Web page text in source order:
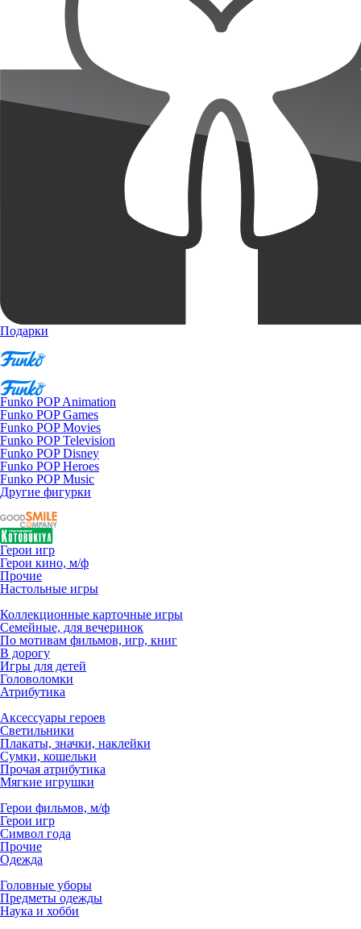
Подарки
Funko POP Animation
Funko POP Games
Funko POP Movies
Funko POP Television
Funko POP Disney
Funko POP Heroes
Funko POP Music
Другие фигурки
Герои игр
Герои кино, м/ф
Прочие
Настольные игры
Коллекционные карточные игры
Семейные, для вечеринок
По мотивам фильмов, игр, книг
В дорогу
Игры для детей
Головоломки
Атрибутика
Аксессуары героев
Светильники
Плакаты, значки, наклейки
Сумки, кошельки
Прочая атрибутика
Мягкие игрушки
Герои фильмов, м/ф
Герои игр
Символ года
Прочие
Одежда
Головные уборы
Предметы одежды
Наука и хобби